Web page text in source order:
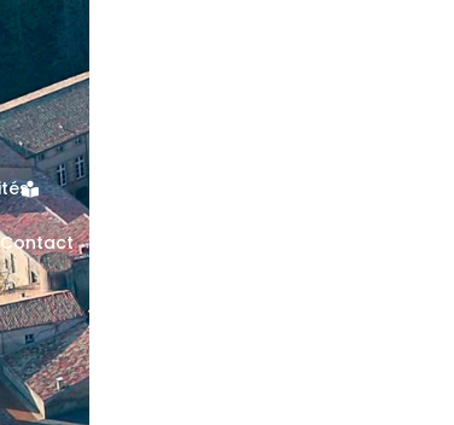
Contact